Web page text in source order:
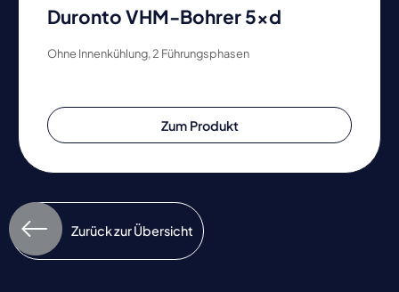
Duronto VHM-Bohrer 5xd
Ohne Innenkühlung, 2 Führungsphasen
Zum Produkt
Zurück zur Übersicht